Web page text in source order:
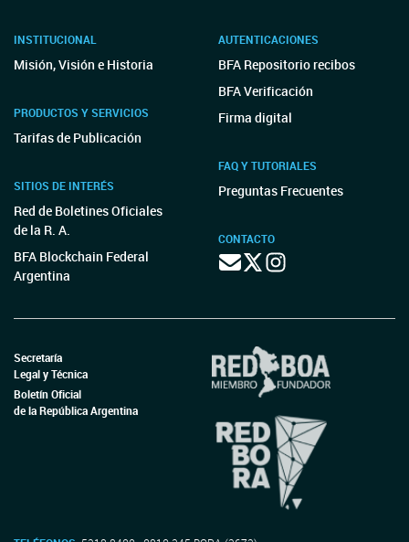
INSTITUCIONAL
Misión, Visión e Historia
PRODUCTOS Y SERVICIOS
Tarifas de Publicación
SITIOS DE INTERÉS
Red de Boletines Oficiales
de la R. A.
BFA Blockchain Federal
Argentina
AUTENTICACIONES
BFA Repositorio recibos
BFA Verificación
Firma digital
FAQ Y TUTORIALES
Preguntas Frecuentes
CONTACTO
Secretaría
Legal y Técnica
Boletín Oficial
de la República Argentina